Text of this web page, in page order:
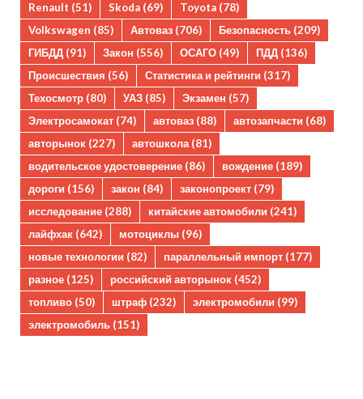
Renault (51) Skoda (69) Toyota (78)
Volkswagen (85) Автоваз (706) Безопасность (209)
ГИБДД (91) Закон (556) ОСАГО (49) ПДД (136)
Происшествия (56) Статистика и рейтинги (317)
Техосмотр (80) УАЗ (85) Экзамен (57)
Электросамокат (74) автоваз (88) автозапчасти (68)
авторынок (227) автошкола(81)
водительское удостоверение (86) вождение (189)
дороги (156) закон (84) законопроект (79)
исследование (288) китайские автомобили (241)
лайфхак (642) мотоциклы (96)
новые технологии (82) параллельный импорт (177)
разное (125) российский авторынок (452)
топливо (50) штраф (232) электромобили (99)
электромобиль (151)